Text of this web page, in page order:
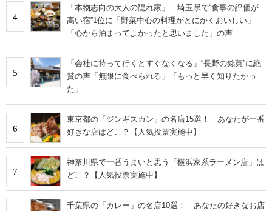
4
「本物志向の大人の隠れ家」 埼玉県で“食事の評価が
高い宿”1位に「野菜中心の料理がとにかくおいしい」
「心から泊まってよかったと思いました」の声
5
「会社に持って行くとすぐなくなる」“長野の銘菓”に絶
賛の声「無限に食べられる」「もっと早く知りたかっ
た」
6
東京都の「ジンギスカン」の名店15選！ あなたが一番
好きな店はどこ？【人気投票実施中】
7
神奈川県で一番うまいと思う「横浜家系ラーメン店」は
どこ？【人気投票実施中】
千葉県の「カレー」の名店10選！ あなたの好きなお店